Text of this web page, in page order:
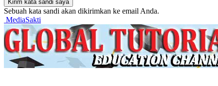
Sebuah kata sandi akan dikirimkan ke email Anda.
MediaSakti